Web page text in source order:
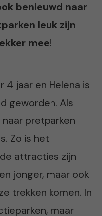
benieuwd naar
leuk zijn
mee!
4 jaar en Helena is
geworden. Als
pretparken
Zo is het
attracties zijn
jonger, maar ook
trekken komen. In
maar